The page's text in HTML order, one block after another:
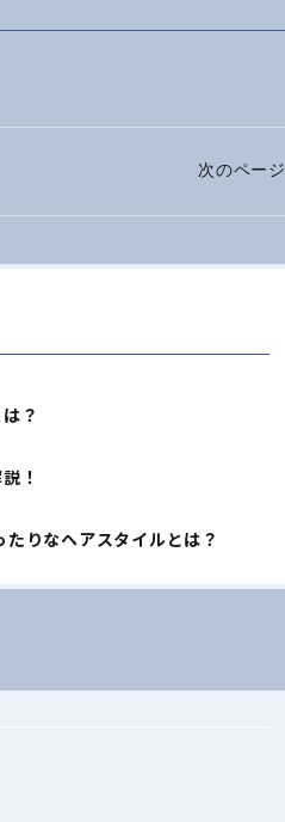
次のページ
？
！
りなヘアスタイルとは？